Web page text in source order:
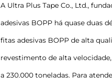
A Ultra Plus Tape Co., Ltd.,
adesivas BOPP há quase duas
fitas adesivas BOPP de alta
revestimento de alta
a 230.000 toneladas. Para